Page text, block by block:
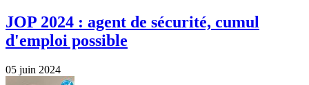
JOP 2024 : agent de sécurité, cumul
d'emploi possible
05 juin 2024